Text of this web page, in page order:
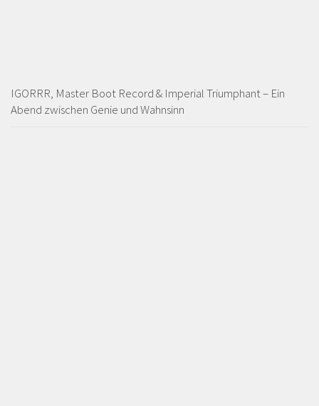
IGORRR, Master Boot Record & Imperial Triumphant – Ein
Abend zwischen Genie und Wahnsinn